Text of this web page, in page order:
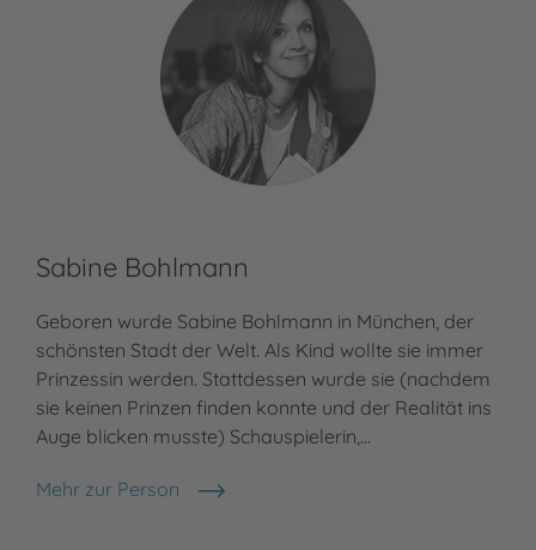
Sabine Bohlmann
Geboren wurde Sabine Bohlmann in München, der
schönsten Stadt der Welt. Als Kind wollte sie immer
Prinzessin werden. Stattdessen wurde sie (nachdem
sie keinen Prinzen finden konnte und der Realität ins
Auge blicken musste) Schauspielerin,…
Mehr zur Person
Sabine Bohlmann